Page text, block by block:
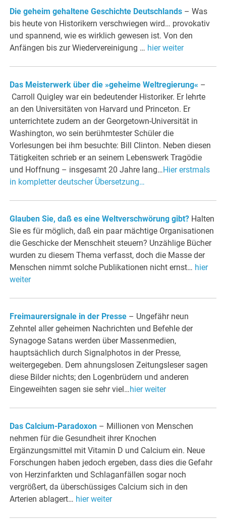
Die geheim gehaltene Geschichte Deutschlands – Was
bis heute von Historikern verschwiegen wird… provokativ
und spannend, wie es wirklich gewesen ist. Von den
Anfängen bis zur Wiedervereinigung … hier weiter
Das Meisterwerk über die »geheime Weltregierung« –
Carroll Quigley war ein bedeutender Historiker. Er lehrte
an den Universitäten von Harvard und Princeton. Er
unterrichtete zudem an der Georgetown-Universität in
Washington, wo sein berühmtester Schüler die
Vorlesungen bei ihm besuchte: Bill Clinton. Neben diesen
Tätigkeiten schrieb er an seinem Lebenswerk Tragödie
und Hoffnung – insgesamt 20 Jahre lang…Hier erstmals
in kompletter deutscher Übersetzung…
Glauben Sie, daß es eine Weltverschwörung gibt? Halten
Sie es für möglich, daß ein paar mächtige Organisationen
die Geschicke der Menschheit steuern? Unzählige Bücher
wurden zu diesem Thema verfasst, doch die Masse der
Menschen nimmt solche Publikationen nicht ernst… hier
weiter
Freimaurersignale in der Presse – Ungefähr neun
Zehntel aller geheimen Nachrichten und Befehle der
Synagoge Satans werden über Massenmedien,
hauptsächlich durch Signalphotos in der Presse,
weitergegeben. Dem ahnungslosen Zeitungsleser sagen
diese Bilder nichts; den Logenbrüdern und anderen
Eingeweihten sagen sie sehr viel…hier weiter
Das Calcium-Paradoxon – Millionen von Menschen
nehmen für die Gesundheit ihrer Knochen
Ergänzungsmittel mit Vitamin D und Calcium ein. Neue
Forschungen haben jedoch ergeben, dass dies die Gefahr
von Herzinfarkten und Schlaganfällen sogar noch
vergrößert, da überschüssiges Calcium sich in den
Arterien ablagert… hier weiter